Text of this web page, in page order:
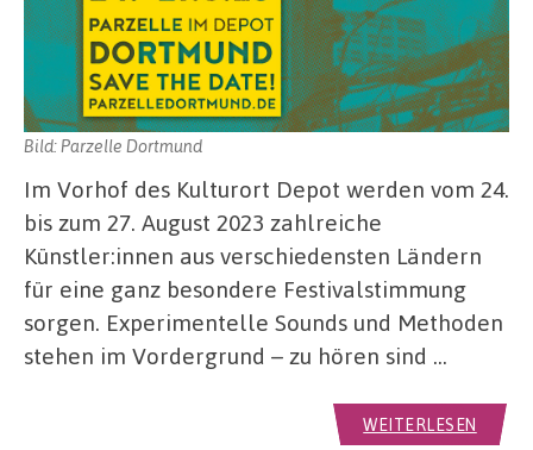
Bild: Parzelle Dortmund
Im Vorhof des Kulturort Depot werden vom 24.
bis zum 27. August 2023 zahlreiche
Künstler:innen aus verschiedensten Ländern
für eine ganz besondere Festivalstimmung
sorgen. Experimentelle Sounds und Methoden
stehen im Vordergrund – zu hören sind …
WEITERLESEN